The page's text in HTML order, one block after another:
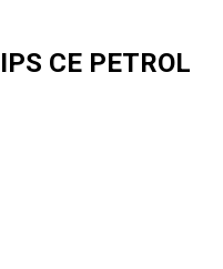
CE PETROL